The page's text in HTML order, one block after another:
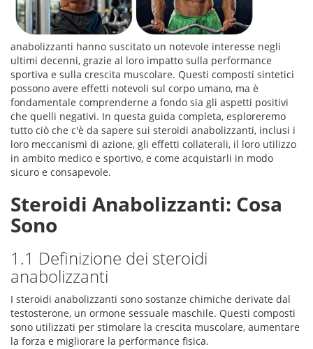
anabolizzanti hanno suscitato un notevole interesse negli
ultimi decenni, grazie al loro impatto sulla performance
sportiva e sulla crescita muscolare. Questi composti sintetici
possono avere effetti notevoli sul corpo umano, ma è
fondamentale comprenderne a fondo sia gli aspetti positivi
che quelli negativi. In questa guida completa, esploreremo
tutto ciò che c'è da sapere sui steroidi anabolizzanti, inclusi i
loro meccanismi di azione, gli effetti collaterali, il loro utilizzo
in ambito medico e sportivo, e come acquistarli in modo
sicuro e consapevole.
Steroidi Anabolizzanti: Cosa
Sono
1.1 Definizione dei steroidi
anabolizzanti
I steroidi anabolizzanti sono sostanze chimiche derivate dal
testosterone, un ormone sessuale maschile. Questi composti
sono utilizzati per stimolare la crescita muscolare, aumentare
la forza e migliorare la performance fisica.